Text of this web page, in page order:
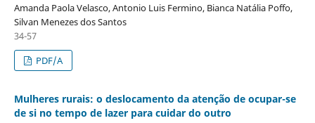
Amanda Paola Velasco, Antonio Luis Fermino, Bianca Natália Poffo,
Silvan Menezes dos Santos
34-57
PDF/A
Mulheres rurais: o deslocamento da atenção de ocupar-se
de si no tempo de lazer para cuidar do outro